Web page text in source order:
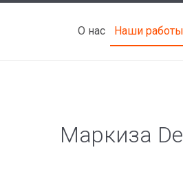
О нас Наши работы
Маркиза